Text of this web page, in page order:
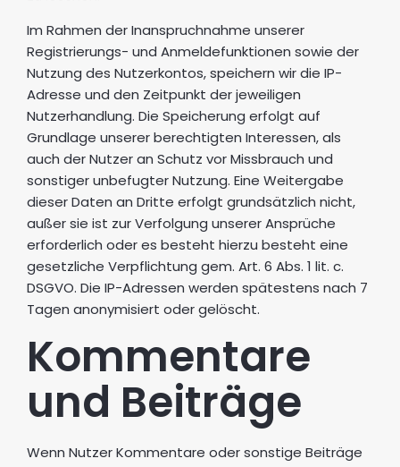
Im Rahmen der Inanspruchnahme unserer
Registrierungs- und Anmeldefunktionen sowie der
Nutzung des Nutzerkontos, speichern wir die IP-
Adresse und den Zeitpunkt der jeweiligen
Nutzerhandlung. Die Speicherung erfolgt auf
Grundlage unserer berechtigten Interessen, als
auch der Nutzer an Schutz vor Missbrauch und
sonstiger unbefugter Nutzung. Eine Weitergabe
dieser Daten an Dritte erfolgt grundsätzlich nicht,
außer sie ist zur Verfolgung unserer Ansprüche
erforderlich oder es besteht hierzu besteht eine
gesetzliche Verpflichtung gem. Art. 6 Abs. 1 lit. c.
DSGVO. Die IP-Adressen werden spätestens nach 7
Tagen anonymisiert oder gelöscht.
Kommentare
und Beiträge
Wenn Nutzer Kommentare oder sonstige Beiträge